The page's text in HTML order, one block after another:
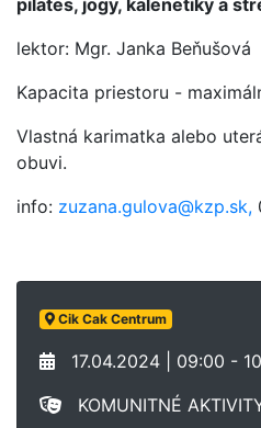
pilates, jogy, kalenetiky a
lektor: Mgr. Janka Beňušová
Kapacita priestoru -
Vlastná karimatka alebo
obuvi.
info: zuzana.gulova@kzp.sk,
Cik Cak Centrum
17.04.2024 | 09:00 -
KOMUNITNÉ